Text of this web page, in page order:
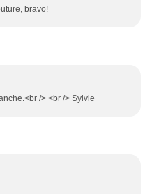
bravo!
/> <br /> Sylvie